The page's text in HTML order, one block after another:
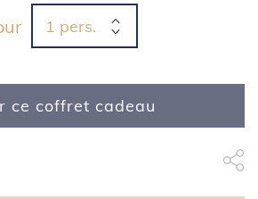
ce coffret cadeau